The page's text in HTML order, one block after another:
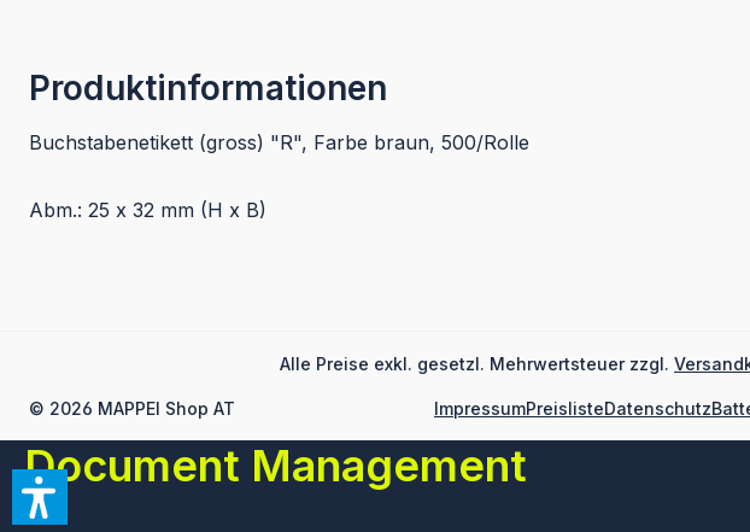
Produktinformationen
Buchstabenetikett (gross) "R", Farbe braun, 500/Rolle
Abm.: 25 x 32 mm (H x B)
Alle Preise exkl. gesetzl. Mehrwertsteuer zzgl.
© 2026 MAPPEI Shop AT ImpressumPreislisteDatenschutz
Document Management